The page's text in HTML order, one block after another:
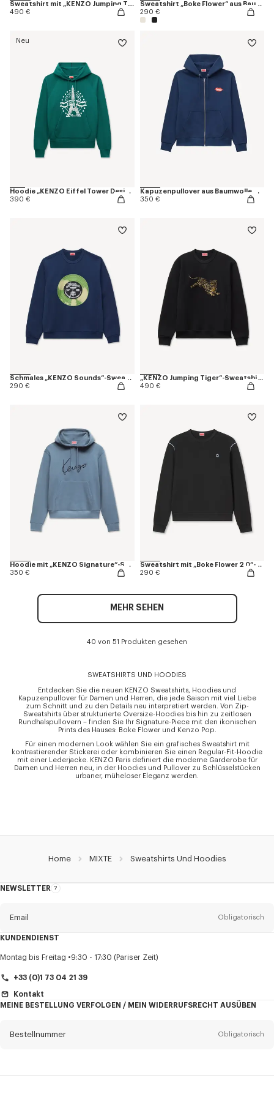
Sweatshirt mit „KENZO Jumping Tiger“-Stickerei aus Baumwolle
490 €
Sweatshirt „Boke Flower“ aus Baumwolle
290 €
Neu
Hoodie „KENZO Eiffel Tower Design“ aus Baumwolle
390 €
Kapuzenpullover aus Baumwolle mit „KENZO Loves“-Stickerei
350 €
Schmales „KENZO Sounds“-Sweatshirt aus Baumwolle
290 €
„KENZO Jumping Tiger“-Sweatshirt aus Baumwolle
490 €
Hoodie mit „KENZO Signature“-Stickerei aus Baumwolle
350 €
Sweatshirt mit „Boke Flower 2.0“-Stickerei aus Baumwolle
290 €
MEHR SEHEN
40 von 51 Produkten gesehen
SWEATSHIRTS UND HOODIES
Entdecken Sie die neuen KENZO Sweatshirts, Hoodies und
Kapuzenpullover für Damen und Herren, die jede Saison mit viel Liebe
zum Schnitt und zu den Details neu interpretiert werden. Von Zip-
Sweatshirts über strukturierte Oversize-Hoodies bis hin zu zeitlosen
Rundhalspullovern – finden Sie Ihr Signature-Piece mit den ikonischen
Prints des Hauses: Boke Flower und Kenzo Pop.
Für einen modernen Look wählen Sie ein grafisches Sweatshirt mit
kontrastierender Stickerei oder kombinieren Sie einen Regular-Fit-Hoodie
mit einer Lederjacke. KENZO Paris definiert die moderne Garderobe für
Damen und Herren neu, in der Hoodies und Pullover zu Schlüsselstücken
urbaner, müheloser Eleganz werden.
Home MIXTE Sweatshirts Und Hoodies
NEWSLETTER
Über
Email Obligatorisch
Anrede Obligatorisch
KUNDENDIENST
Montag bis Freitag 9:30 - 17:30 (Pariser Zeit)
+33 (0)1 73 04 21 39
Kontakt
MEINE BESTELLUNG VERFOLGEN / MEIN WIDERRUFSRECHT AUSÜBEN
Bestellnummer Obligatorisch